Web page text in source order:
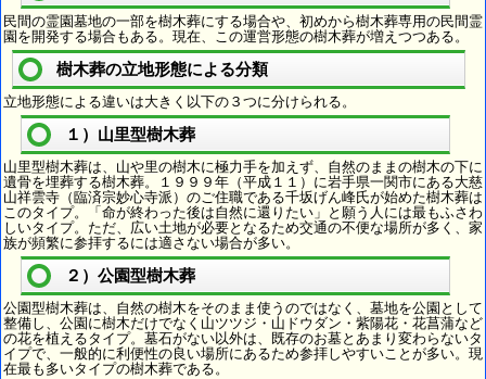
民間の霊園墓地の一部を樹木葬にする場合や、初めから樹木葬専用の民間霊
園を開発する場合もある。現在、この運営形態の樹木葬が増えつつある。
樹木葬の立地形態による分類
立地形態による違いは大きく以下の３つに分けられる。
１）山里型樹木葬
山里型樹木葬は、山や里の樹木に極力手を加えず、自然のままの樹木の下に
遺骨を埋葬する樹木葬。１９９９年（平成１１）に岩手県一関市にある大慈
山祥雲寺（臨済宗妙心寺派）のご住職である千坂げん峰氏が始めた樹木葬は
このタイプ。「命が終わった後は自然に還りたい」と願う人には最もふさわ
しいタイプ。ただ、広い土地が必要となるため交通の不便な場所が多く、家
族が頻繁に参拝するには適さない場合が多い。
２）公園型樹木葬
公園型樹木葬は、自然の樹木をそのまま使うのではなく、墓地を公園として
整備し、公園に樹木だけでなく山ツツジ・山ドウダン・紫陽花・花菖蒲など
の花を植えるタイプ。墓石がない以外は、既存のお墓とあまり変わらないタ
イプで、一般的に利便性の良い場所にあるため参拝しやすいことが多い。現
在最も多いタイプの樹木葬である。